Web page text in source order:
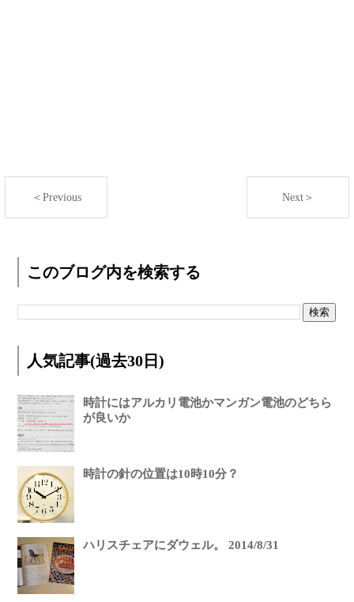
＜Previous Next＞
このブログ内を検索する
人気記事(過去30日)
時計にはアルカリ電池かマンガン電池のどちら
が良いか
時計の針の位置は10時10分？
ハリスチェアにダウェル。 2014/8/31